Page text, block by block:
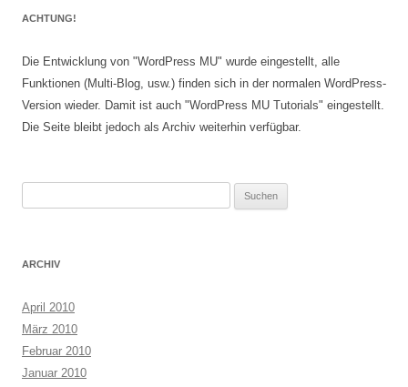
ACHTUNG!
Die Entwicklung von "WordPress MU" wurde eingestellt, alle
Funktionen (Multi-Blog, usw.) finden sich in der normalen WordPress-
Version wieder. Damit ist auch "WordPress MU Tutorials" eingestellt.
Die Seite bleibt jedoch als Archiv weiterhin verfügbar.
ARCHIV
April 2010
März 2010
Februar 2010
Januar 2010